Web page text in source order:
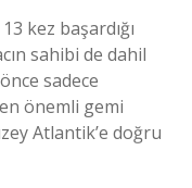
kez başardığı
sahibi de dahil
sadece
önemli gemi
Atlantik’e doğru